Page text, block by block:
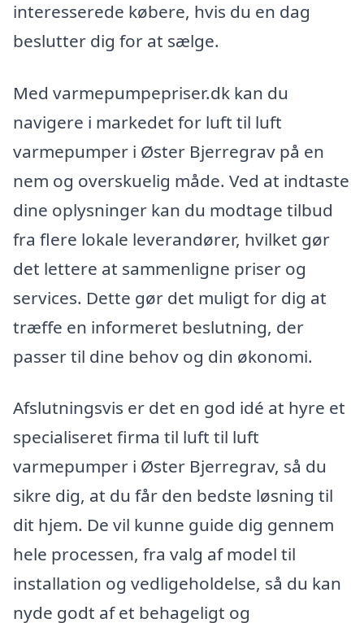
interesserede købere, hvis du en dag
beslutter dig for at sælge.
Med varmepumpepriser.dk kan du
navigere i markedet for luft til luft
varmepumper i Øster Bjerregrav på en
nem og overskuelig måde. Ved at indtaste
dine oplysninger kan du modtage tilbud
fra flere lokale leverandører, hvilket gør
det lettere at sammenligne priser og
services. Dette gør det muligt for dig at
træffe en informeret beslutning, der
passer til dine behov og din økonomi.
Afslutningsvis er det en god idé at hyre et
specialiseret firma til luft til luft
varmepumper i Øster Bjerregrav, så du
sikre dig, at du får den bedste løsning til
dit hjem. De vil kunne guide dig gennem
hele processen, fra valg af model til
installation og vedligeholdelse, så du kan
nyde godt af et behageligt og